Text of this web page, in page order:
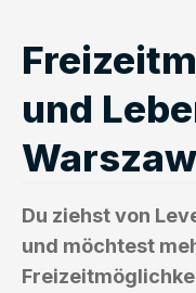
und
Du ziehst von
und möchtest